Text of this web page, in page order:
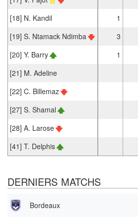
[18] N. Kandil
1
[19] S. Ntamack Ndimba
3
[20] Y. Barry
1
[21] M. Adeline
[22] C. Billemaz
[27] S. Shamal
[28] A. Larose
[41] T. Delphis
DERNIERS MATCHS
Bordeaux